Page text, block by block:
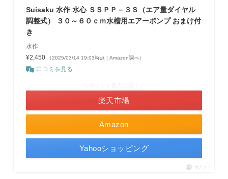
Suisaku 水作 水心 ＳＳＰＰ－３Ｓ（エア量ダイヤル
調整式） ３０～６０ｃｍ水槽用エアーポンプ おまけ付
き
水作
¥2,450
（2025/03/14 19:03時点 | Amazon調べ）
口コミを見る
Amazon
楽天市場
Yahooショッピング
ポチップ